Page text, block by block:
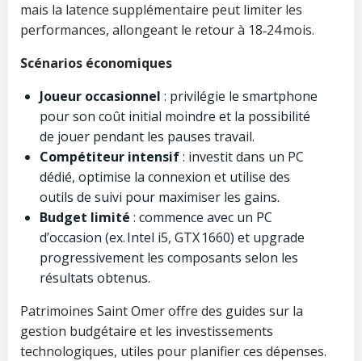
mais la latence supplémentaire peut limiter les
performances, allongeant le retour à 18‑24 mois.
Scénarios économiques
Joueur occasionnel : privilégie le smartphone
pour son coût initial moindre et la possibilité
de jouer pendant les pauses travail.
Compétiteur intensif: investit dans un PC
dédié, optimise la connexion et utilise des
outils de suivi pour maximiser les gains.
Budget limité : commence avec un PC
d’occasion (ex. Intel i5, GTX 1660) et upgrade
progressivement les composants selon les
résultats obtenus.
Patrimoines Saint Omer offre des guides sur la
gestion budgétaire et les investissements
technologiques, utiles pour planifier ces dépenses.